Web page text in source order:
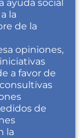
ayuda social
la
de la
opiniones,
a favor de
de
la